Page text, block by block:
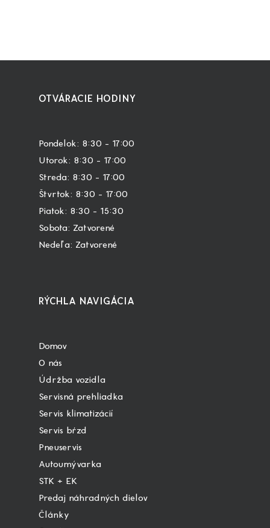
OTVÁRACIE HODINY
Pondelok: 8:30 – 17:00
Utorok: 8:30 – 17:00
Streda: 8:30 – 17:00
Štvrtok: 8:30 – 17:00
Piatok: 8:30 – 15:30
Sobota: Zatvorené
Nedeľa: Zatvorené
RÝCHLA NAVIGÁCIA
Domov
O nás
Údržba vozidla
Servisná prehliadka
Servis klimatizácií
Servis bŕzd
Pneuservis
Autoumývarka
STK + EK
Predaj náhradných dielov
Články